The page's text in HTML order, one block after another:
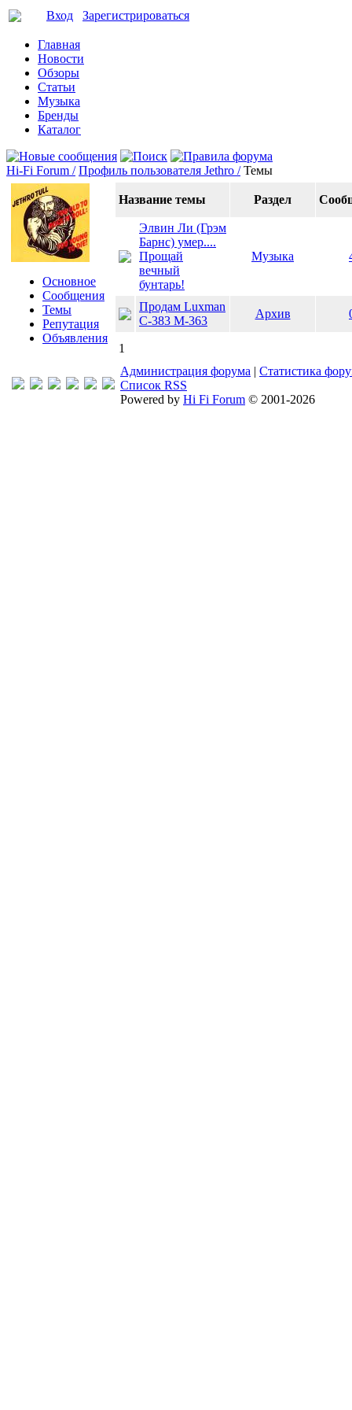
Вход Зарегистрироваться
Главная
Новости
Обзоры
Статьи
Музыка
Бренды
Каталог
Hi-Fi Forum / Профиль пользователя Jethro / Темы
Основное
Сообщения
Темы
Репутация
Объявления
Название темы Раздел
Элвин Ли (Грэм
Барнс) умер....
Прощай
вечный
бунтарь!
Музыка
Продам Luxman
C-383 M-363
Архив
1
Администрация форума | Статистика
Список RSS
Powered by Hi Fi Forum © 2001-2026